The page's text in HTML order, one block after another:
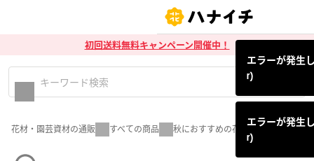
初回送料無料キャンペーン開催中！
花材・園芸資材の通販 すべての商品 秋におすすめの花材
エラーが発生
r)
エラーが発生
r)